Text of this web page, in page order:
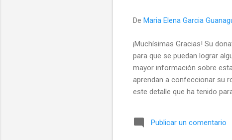
De Maria Elena Garcia
¡Muchísimas Gracias! Su
para que se puedan lograr
mayor información sobre
aprendan a confeccionar su
este detalle que ha tenido
16/02/2012 ANON US$
ACTUALIZADO 28/03/2012 .
Publicar un comentario